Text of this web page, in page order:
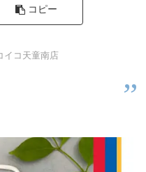
コピー
イコ天童南店